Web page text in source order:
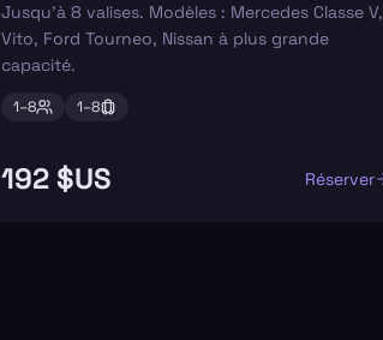
Jusqu'à 8 valises. Modèles : Mercedes Classe V,
Vito, Ford Tourneo, Nissan à plus grande
capacité.
1–8 1–8
192 $US Réserver